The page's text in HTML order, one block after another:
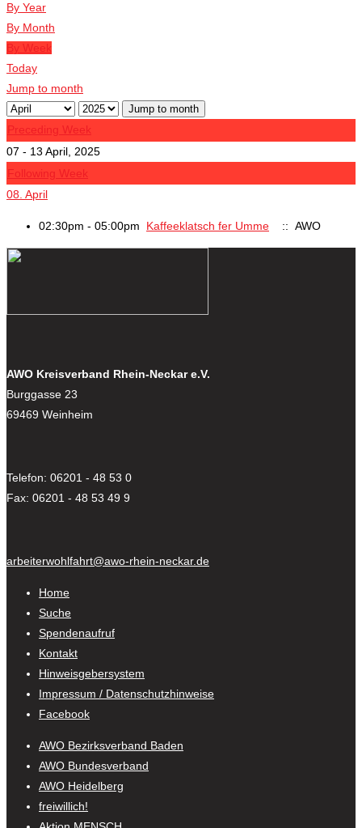
By Year
By Month
By Week
Today
Jump to month
Jump to month
Preceding Week
07 - 13 April, 2025
Following Week
08. April
02:30pm - 05:00pm Kaffeeklatsch fer Umme :: AWO
AWO Kreisverband Rhein-Neckar e.V.
Burggasse 23
69469 Weinheim
Telefon: 06201 - 48 53 0
Fax: 06201 - 48 53 49 9
arbeiterwohlfahrt@awo-rhein-neckar.de
Home
Suche
Spendenaufruf
Kontakt
Hinweisgebersystem
Impressum / Datenschutzhinweise
Facebook
AWO Bezirksverband Baden
AWO Bundesverband
AWO Heidelberg
freiwillich!